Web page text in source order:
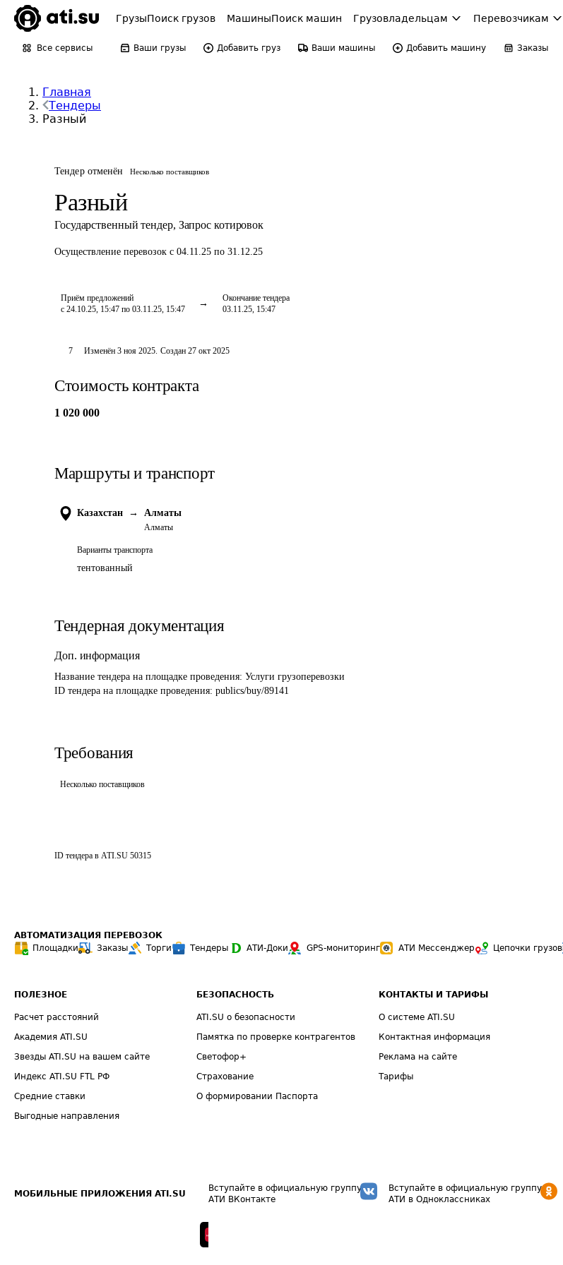
ГрузыПоиск грузов МашиныПоиск машин Грузовладельцам Перевозчикам
Все сервисы Ваши грузы Добавить груз Ваши машины Добавить машину Заказы
Главная
Тендеры
Разный
Тендер отменён Несколько поставщиков
Разный
Государственный тендер, Запрос котировок
Осуществление перевозок с 04.11.25 по 31.12.25
Приём предложений
с 24.10.25, 15:47 по 03.11.25, 15:47
Окончание тендера
03.11.25, 15:47
7 Изменён 3 ноя 2025. Создан 27 окт 2025
Стоимость контракта
1 020 000
Маршруты и транспорт
Казахстан → Алматы
Алматы
Варианты транспорта
тентованный
Тендерная документация
Доп. информация
Название тендера на площадке проведения: Услуги грузоперевозки
ID тендера на площадке проведения: publics/buy/89141
Требования
Несколько поставщиков
ID тендера в ATI.SU 50315
АВТОМАТИЗАЦИЯ ПЕРЕВОЗОК
Площадки
Заказы Торги Тендеры АТИ-Доки GPS-мониторинг АТИ Мессенджер Цепочки грузов
ПОЛЕЗНОЕ
Расчет расстояний
Академия ATI.SU
Звезды ATI.SU на вашем сайте
Индекс ATI.SU FTL РФ
Средние ставки
Выгодные направления
БЕЗОПАСНОСТЬ
ATI.SU о безопасности
Памятка по проверке контрагентов
Светофор+
Страхование
О формировании Паспорта
КОНТАКТЫ И ТАРИФЫ
О системе ATI.SU
Контактная информация
Реклама на сайте
Тарифы
МОБИЛЬНЫЕ ПРИЛОЖЕНИЯ ATI.SU
Вступайте в официальную группу
АТИ ВКонтакте
Вступайте в официальную группу
АТИ в Одноклассниках